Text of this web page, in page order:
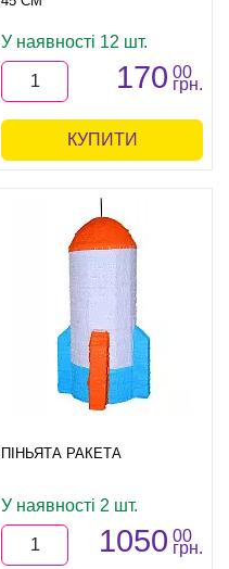
У наявності 12 шт.
170 00
грн.
КУПИТИ
ПІНЬЯТА РАКЕТА
У наявності 2 шт.
1050 00
грн.